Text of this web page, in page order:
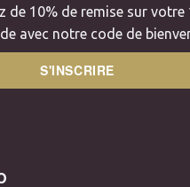
de 10% de remise sur votre
avec notre code de
S'INSCRIRE